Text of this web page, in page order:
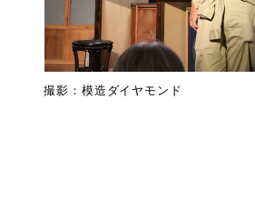
撮影：模造ダイヤモンド